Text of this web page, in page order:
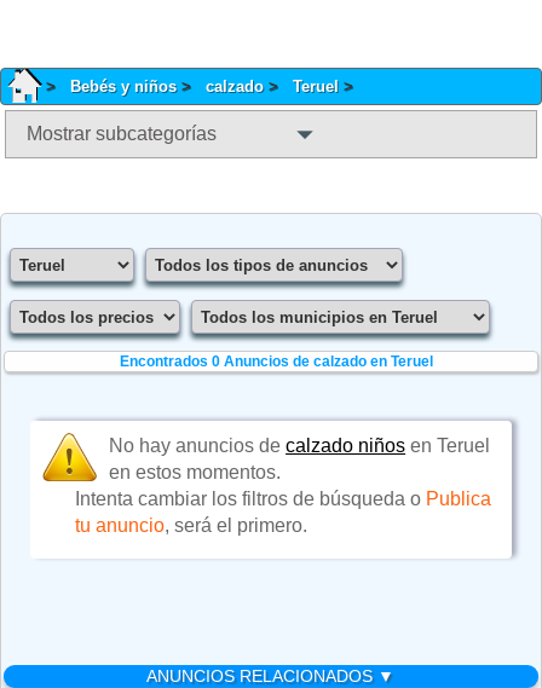
Bebés y niños calzado Teruel
Mostrar subcategorías
Encontrados 0 Anuncios de calzado en Teruel
No hay anuncios decalzado niños en Teruel
en estos momentos.
Intenta cambiar los filtros de búsqueda o Publica
tu anuncio, será el primero.
ANUNCIOS RELACIONADOS ▼